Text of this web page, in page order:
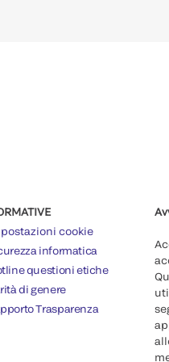
cookie
informatica
questioni etiche
di genere
Trasparenza